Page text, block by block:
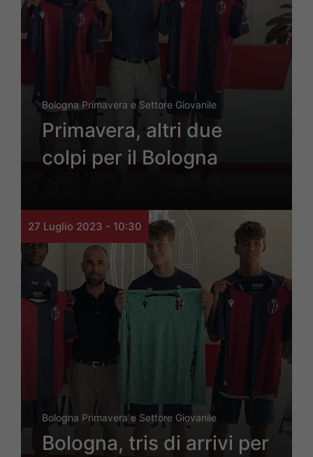
Bologna Primavera e Settore Giovanile
Primavera, altri due
colpi per il Bologna
27 Luglio 2023 - 10:30
Bologna Primavera e Settore Giovanile
Bologna, tris di arrivi per